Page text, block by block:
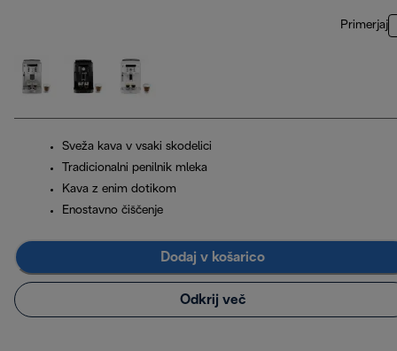
Primerjaj
Sveža kava v vsaki skodelici
Tradicionalni penilnik mleka
Kava z enim dotikom
Enostavno čiščenje
Dodaj v košarico
Odkrij več